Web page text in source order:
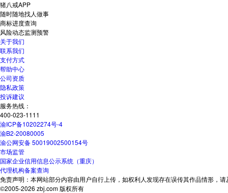
猪八戒APP
随时随地找人做事
商标进度查询
风险动态监测预警
关于我们
联系我们
支付方式
帮助中心
公司资质
隐私政策
投诉建议
服务热线：
400-023-1111
渝ICP备10202274号-4
渝B2-20080005
渝公网安备 50019002500154号
市场监管
国家企业信用信息公示系统（重庆）
代理机构备案查询
免责声明：本网站部分内容由用户自行上传，如权利人发现存在误传其作品情形，
©2005-2026 zbj.com 版权所有